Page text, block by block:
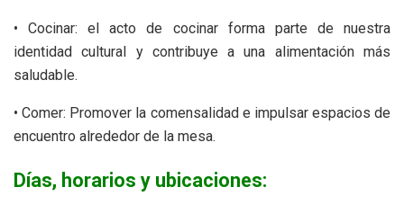
• Cocinar: el acto de cocinar forma parte de nuestra
identidad cultural y contribuye a una alimentación más
saludable.
• Comer: Promover la comensalidad e impulsar espacios de
encuentro alrededor de la mesa.
Días, horarios y ubicaciones: